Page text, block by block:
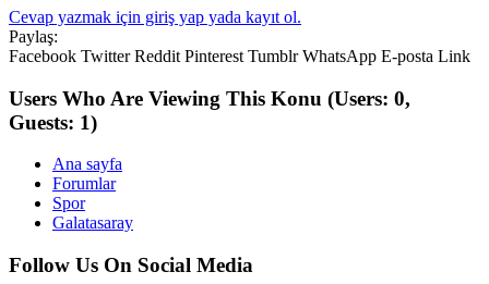
Cevap yazmak için giriş yap yada kayıt ol.
Paylaş:
Facebook Twitter Reddit Pinterest Tumblr WhatsApp E-posta Link
Users Who Are Viewing This Konu (Users: 0,
Guests: 1)
Ana sayfa
Forumlar
Spor
Galatasaray
Follow Us On Social Media